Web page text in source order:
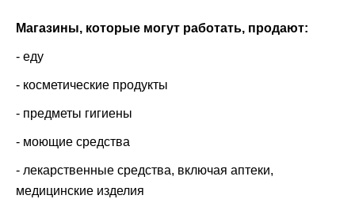
Магазины, которые могут работать, продают:
- еду
- косметические продукты
- предметы гигиены
- моющие средства
- лекарственные средства, включая аптеки,
медицинские изделия